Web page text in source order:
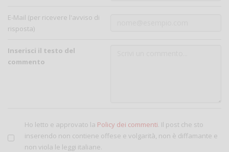
E-Mail (per ricevere l'avviso di
risposta)
Inserisci il testo del
commento
Ho letto e approvato la Policy dei commenti. Il post che sto
inserendo non contiene offese e volgarità, non è diffamante e
non viola le leggi italiane.